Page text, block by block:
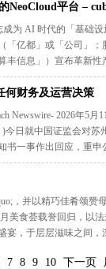
NeoCloud平台 –
为 AI 时代的「基础设
「亿都」或「公司」
信息」）宣布革新性
何财务及运营决策
Newswire- 2026年5
日就中国证监会对
书一事作出回应，重申
，并以精巧佳肴颂赞
美食荟载誉回归，以
宴，于层层滋味之间，
7 8 9 10 下一页